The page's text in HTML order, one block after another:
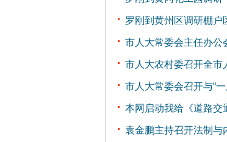
罗刚到黄州区调研棚户
市人大常委会主任办公
市人大农村委召开全市
市人大常委会召开与“
本网启动我给《道路交
袁金鹏主持召开法制与